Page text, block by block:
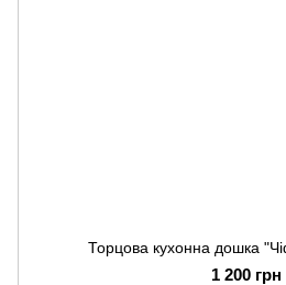
Торцова кухонна дошка
1 200 грн